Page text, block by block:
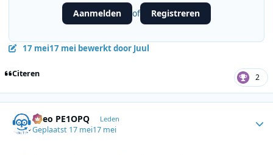
Aanmelden of Registreren
17 mei17 mei bewerkt door Juul
Citeren 2
Theo PE1OPQ Leden
Geplaatst 17 mei17 mei